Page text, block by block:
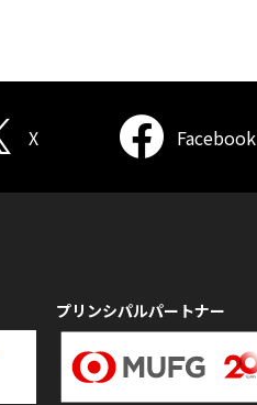
X Facebook
プリンシパルパートナー